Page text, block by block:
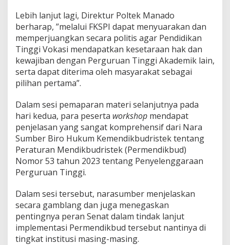
Lebih lanjut lagi, Direktur Poltek Manado
berharap, ”melalui FKSPI dapat menyuarakan dan
memperjuangkan secara politis agar Pendidikan
Tinggi Vokasi mendapatkan kesetaraan hak dan
kewajiban dengan Perguruan Tinggi Akademik lain,
serta dapat diterima oleh masyarakat sebagai
pilihan pertama”.
Dalam sesi pemaparan materi selanjutnya pada
hari kedua, para peserta workshop mendapat
penjelasan yang sangat komprehensif dari Nara
Sumber Biro Hukum Kemendikbudristek tentang
Peraturan Mendikbudristek (Permendikbud)
Nomor 53 tahun 2023 tentang Penyelenggaraan
Perguruan Tinggi.
Dalam sesi tersebut, narasumber menjelaskan
secara gamblang dan juga menegaskan
pentingnya peran Senat dalam tindak lanjut
implementasi Permendikbud tersebut nantinya di
tingkat institusi masing-masing.